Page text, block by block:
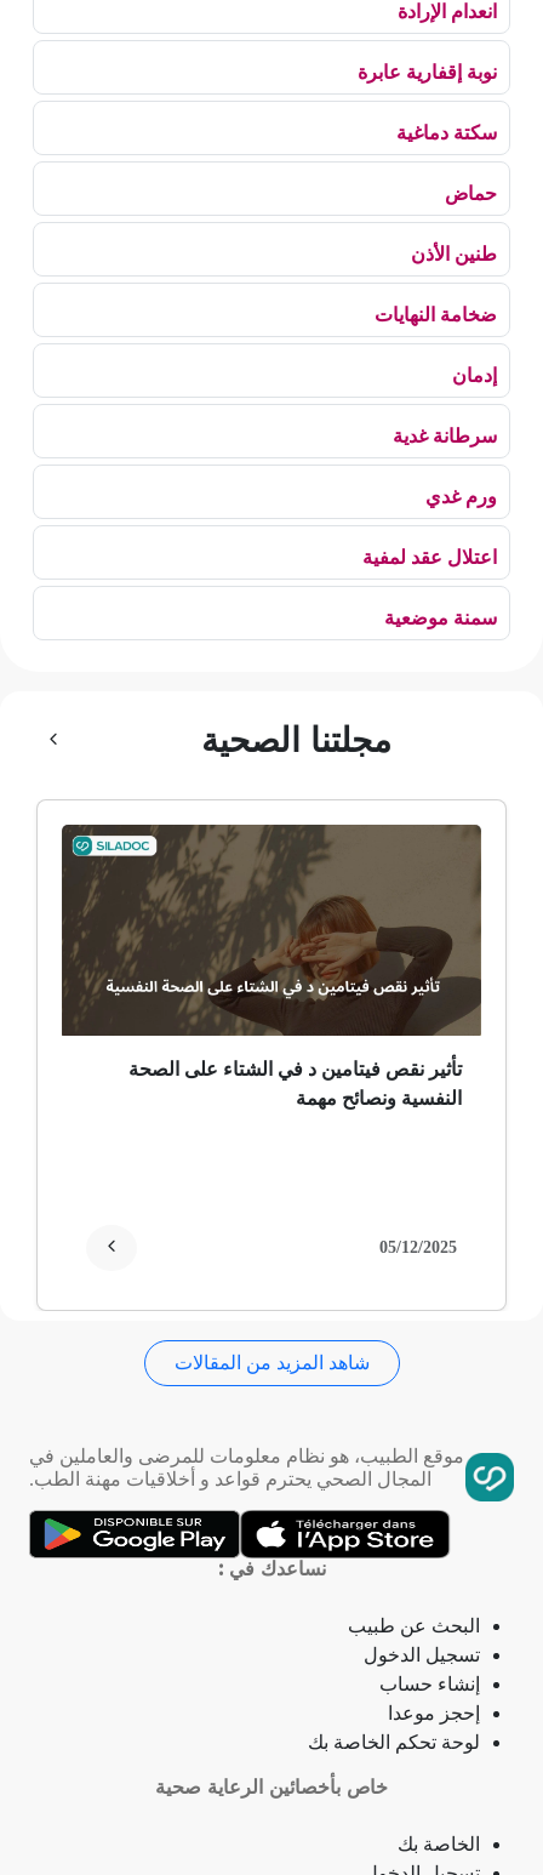
انعدام الإرادة
نوبة إقفارية عابرة
سكتة دماغية
حماض
طنين الأذن
ضخامة النهايات
إدمان
سرطانة غدية
ورم غدي
اعتلال عقد لمفية
سمنة موضعية
ألم وعائي وجهي
ضمور عصبي ألمي
حساسية
ثعلبة
ألزهايمر (مرض)
تمدد الأوعية الدموية
التهاب الحلق
ذبحة صدرية (مصطلح لاتيني)
فقدان الشهية
فقدان حاسة الشم
جمرة (أنثراكس)
مجلتنا الصحية
تأثير نقص فيتامين د في الشتاء على الصحة
النفسية ونصائح مهمة
05/12/2025
شاهد المزيد من المقالات
موقع الطبيب، هو نظام معلومات للمرضى والعاملين في
المجال الصحي يحترم قواعد و أخلاقيات مهنة الطب.
نساعدك في :
البحث عن طبيب
تسجيل الدخول
إنشاء حساب
إحجز موعدا
لوحة تحكم الخاصة بك
خاص بأخصائين الرعاية صحية
الخاصة بك